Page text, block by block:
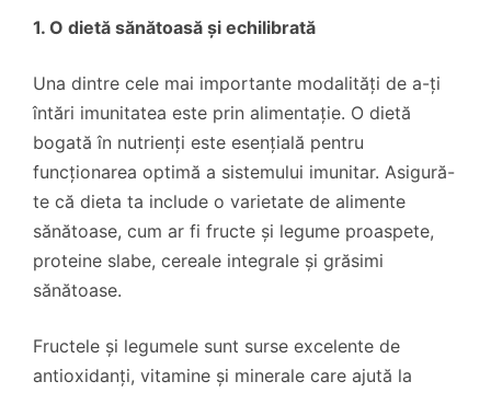
1. O dietă sănătoasă și echilibrată
Una dintre cele mai importante modalități de a-ți
întări imunitatea este prin alimentație. O dietă
bogată în nutrienți este esențială pentru
funcționarea optimă a sistemului imunitar. Asigură-
te că dieta ta include o varietate de alimente
sănătoase, cum ar fi fructe și legume proaspete,
proteine ​​slabe, cereale integrale și grăsimi
sănătoase.
Fructele și legumele sunt surse excelente de
antioxidanți, vitamine și minerale care ajută la